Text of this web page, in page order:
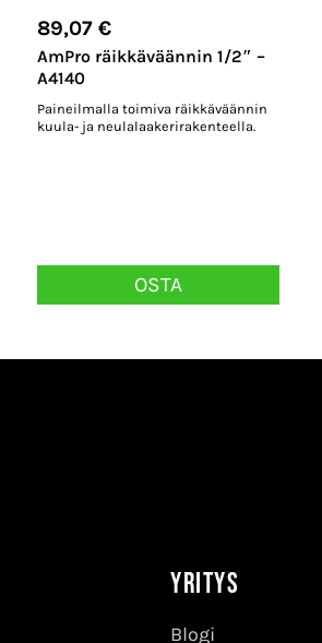
89,07 €
AmPro räikkäväännin 1/2″ –
A4140
Paineilmalla toimiva räikkäväännin
kuula- ja neulalaakerirakenteella.
OSTA
Yritys
Blogi